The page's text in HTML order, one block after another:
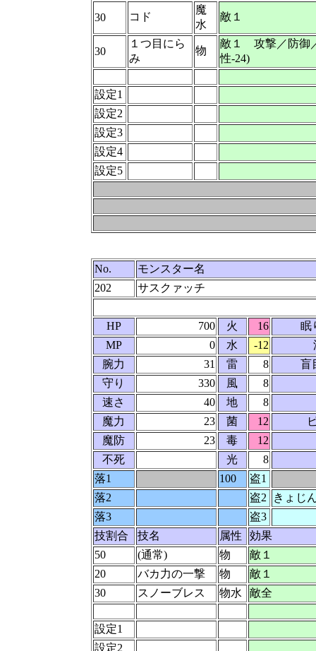
30 コド
魔
水
敵１
30
１つ目にら
み
物
敵１ 攻撃／防御
性-24)
設定1
設定2
設定3
設定4
設定5
No.
モンスター名
202
サスクァッチ
HP 700 火 16
眠
MP
0 水 -12
腕力
31 雷 8
盲
守り
330 風
8
速さ
40 地
8
魔力
23 菌 12
魔防
23 毒
12
不死
光
8
落1
100
盗1
落2
盗2
きょじ
落3
盗3
技割合
技名 属性
効果
50
(通常) 物
敵１
20
バカ力の一撃 物
敵１
30
スノーブレス 物水 敵全
設定1
設定2